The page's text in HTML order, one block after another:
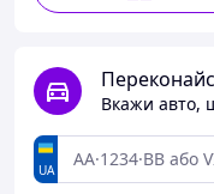
Вкажи авто,
UA